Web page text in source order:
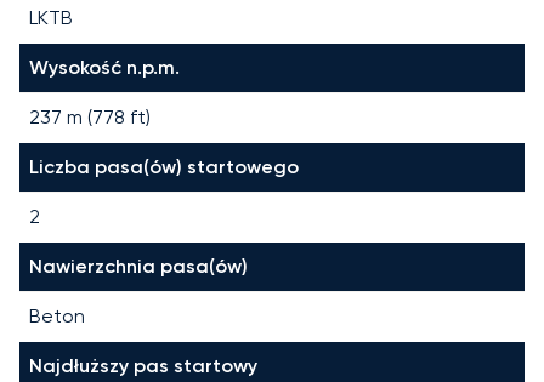
LKTB
Wysokość n.p.m.
237 m (778 ft)
Liczba pasa(ów) startowego
2
Nawierzchnia pasa(ów)
Beton
Najdłuższy pas startowy